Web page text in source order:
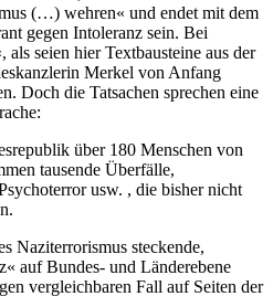
(…) wehren« und endet mit dem
gegen Intoleranz sein. Bei
seien hier Textbausteine aus der
Merkel von Anfang
Doch die Tatsachen sprechen eine
über 180 Menschen von
tausende Überfälle,
usw. , die bisher nicht
Naziterrorismus steckende,
auf Bundes- und Länderebene
vergleichbaren Fall auf Seiten der